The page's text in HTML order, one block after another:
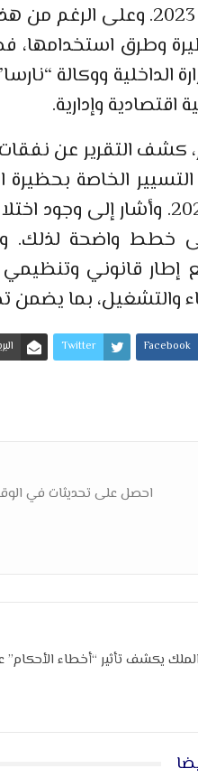
من 2016 إلى 2023.
وطرق استخدامها،
الداخلية ووكالة
اقتصادية وإدارية.
كشف التقرير عن
بين 2016 و2022. وأشار
خطط واضحة لذلك.
إطار قانوني
والتشغيل، بما يضمن
Facebook
Twitter
احصل على تحديثات في
الملك يكشف تأثير “أخطاء